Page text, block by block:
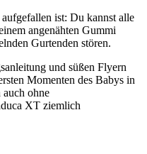
ist: Du kannst alle
angenähten Gummi
Gurtenden stören.
und süßen Flyern
Momenten des Babys in
ohne
XT ziemlich